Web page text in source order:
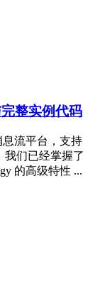
整实例代码
息流平台，支持
我们已经掌握了
的高级特性 ...